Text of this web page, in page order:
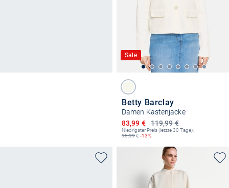
Sale
Betty Barclay
Damen Kastenjacke
119,99 €
Ermäßigter Preis
83,99 €
Niedrigster Preis (letzte 30 Tage):
95,99€ -13%